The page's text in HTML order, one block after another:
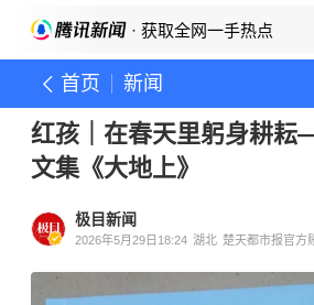
· 获取全网一手热点
首页 新闻
红孩｜在春天里躬身耕
文集《大地上》
极目新闻
2026年5月29日18:24 湖北 楚天都市报官方